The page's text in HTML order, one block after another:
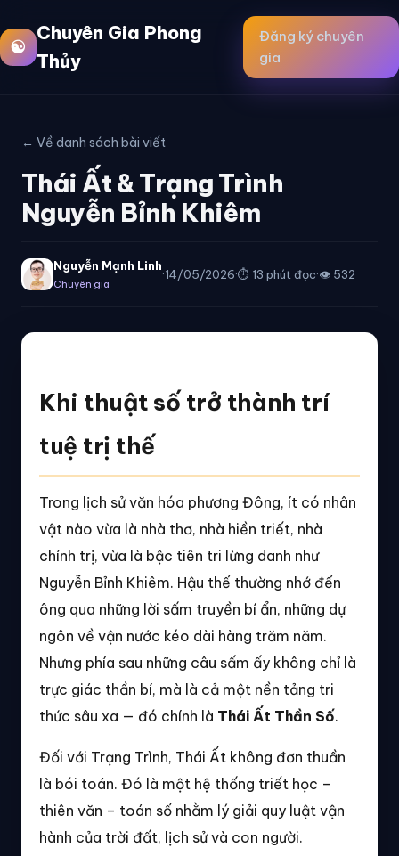
☯
Chuyên Gia Phong
Thủy
Đăng ký chuyên
gia
← Về danh sách bài viết
Thái Ất & Trạng Trình
Nguyễn Bỉnh Khiêm
Nguyễn Mạnh Linh
Chuyên gia
·14/05/2026·⏱ 13 phút đọc·👁 532
Khi thuật số trở thành trí
tuệ trị thế
Trong lịch sử văn hóa phương Đông, ít có nhân
vật nào vừa là nhà thơ, nhà hiền triết, nhà
chính trị, vừa là bậc tiên tri lừng danh như
Nguyễn Bỉnh Khiêm. Hậu thế thường nhớ đến
ông qua những lời sấm truyền bí ẩn, những dự
ngôn về vận nước kéo dài hàng trăm năm.
Nhưng phía sau những câu sấm ấy không chỉ là
trực giác thần bí, mà là cả một nền tảng tri
thức sâu xa — đó chính là Thái Ất Thần Số.
Đối với Trạng Trình, Thái Ất không đơn thuần
là bói toán. Đó là một hệ thống triết học –
thiên văn – toán số nhằm lý giải quy luật vận
hành của trời đất, lịch sử và con người.